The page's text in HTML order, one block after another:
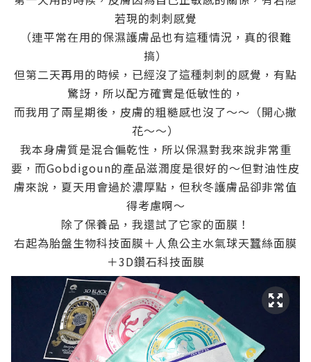
若現的刺刺感覺
（連平常在用的保濕護膚品也有這種情況，真的很難
搞）
但第二天再用的時候，已經沒了這種刺刺的感覺，有點
驚訝，所以配方確實是低敏性的，
而我用了兩星期後，皮膚的粗糙感也沒了～～（開心撒
花～～）
我本身膚質是混合偏乾性，所以保濕對我來說非常重
要，而Gobdigoun的產品滋潤度是很好的～但對油性皮
膚來說，夏天用會過於濃厚點，但秋冬護膚品卻非常值
得考慮啊～
除了保養品，我還試了它家的面膜！
右起為胎盤生物科技面膜＋人魚公主水氣球天蠶絲面膜
＋3D鑽石科技面膜